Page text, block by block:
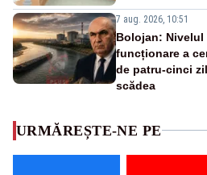
7 aug. 2026, 10:51
Bolojan: Nivelul
funcționare a
de patru-cinci
scădea
URMĂREȘTE-NE PE